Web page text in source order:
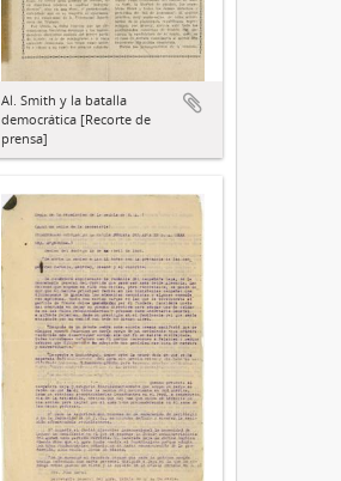
Al. Smith y la batalla
democrática [Recorte de
prensa]